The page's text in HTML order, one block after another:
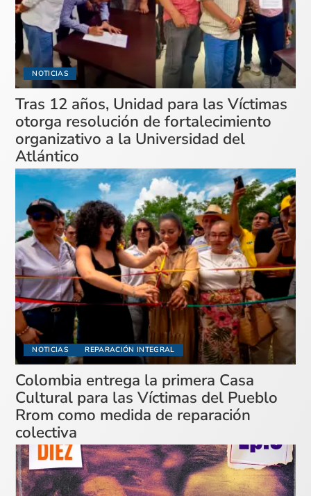
NOTICIAS
Tras 12 años, Unidad para las Víctimas
otorga resolución de fortalecimiento
organizativo a la Universidad del
Atlántico
NOTICIAS REPARACIÓN INTEGRAL
Colombia entrega la primera Casa
Cultural para las Víctimas del Pueblo
Rrom como medida de reparación
colectiva